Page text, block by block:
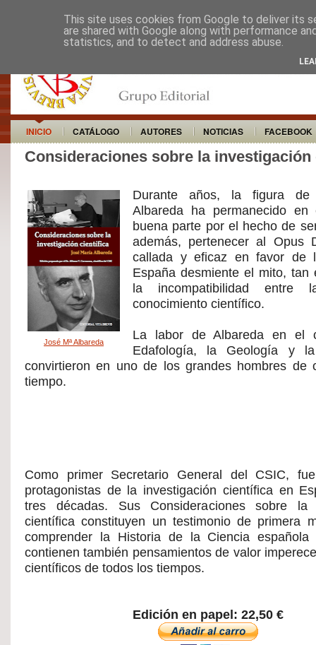
INICIO CATÁLOGO AUTORES NOTICIAS FACEBOOK
Consideraciones sobre la
José Mª Albareda
Durante años, la figura de
Albareda ha permanecido
buena parte por el hecho de
además, pertenecer al Opus
callada y eficaz en favor de
España desmiente el mito, tan
la incompatibilidad
conocimiento científico.
La labor de Albareda en el
Edafología, la Geología y
convirtieron en uno de los grandes hombres de
tiempo.
Como primer Secretario General del CSIC,
protagonistas de la investigación científica en
tres décadas. Sus Consideraciones sobre la
científica constituyen un testimonio de primera
comprender la Historia de la Ciencia
contienen también pensamientos de valor
científicos de todos los tiempos.
Edición en papel: 22,50 €
This site uses cookies from Google to deliver its
are shared with Google along with performance
statistics, and to detect and address abuse.